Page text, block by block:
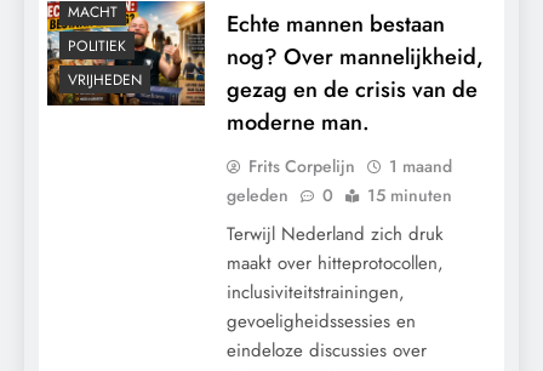
MACHT
POLITIEK
VRIJHEDEN
Echte mannen bestaan
nog? Over mannelijkheid,
gezag en de crisis van de
moderne man.
Frits Corpelijn
1 maand
geleden
0 15 minuten
Terwijl Nederland zich druk
maakt over hitteprotocollen,
inclusiviteitstrainingen,
gevoeligheidssessies en
eindeloze discussies over